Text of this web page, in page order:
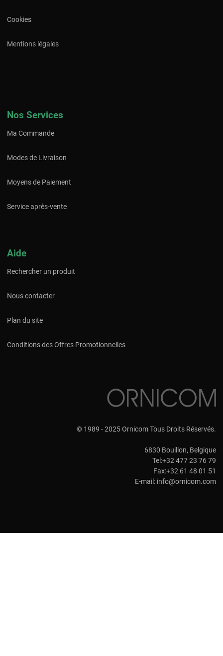
Cookies
Mentions légales
Nos Services
Ma Commande
Modes de Livraison
Moyens de Paiement
Service après-vente
Aide
Rechercher un produit
Nous contacter
Plan du site
Conditions des Offres Promotionnelles
© 1989 - 2025 Ornicom Tous Droits Réservés.
6830 Bouillon, Belgique
Tel:+32 477 23 76 79
Fax:+32 61 48 01 51
E-mail: info@ornicom.com